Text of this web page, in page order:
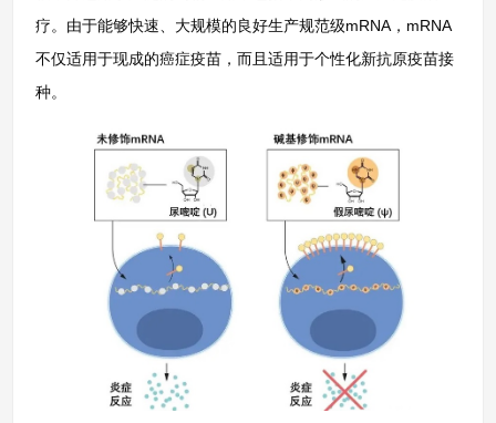
疗。由于能够快速、大规模的良好生产规范级mRNA，mRNA
不仅适用于现成的癌症疫苗，而且适用于个性化新抗原疫苗接
种。